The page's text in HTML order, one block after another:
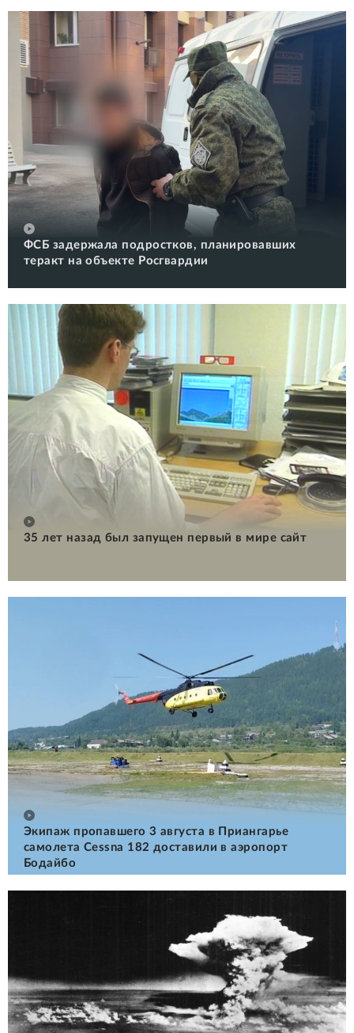
ФСБ задержала подростков, планировавших
теракт на объекте Росгвардии
35 лет назад был запущен первый в мире сайт
Экипаж пропавшего 3 августа в Приангарье
самолета Cessna 182 доставили в аэропорт
Бодайбо